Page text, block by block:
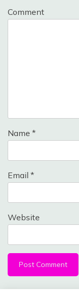
Comment
Name *
Email *
Website